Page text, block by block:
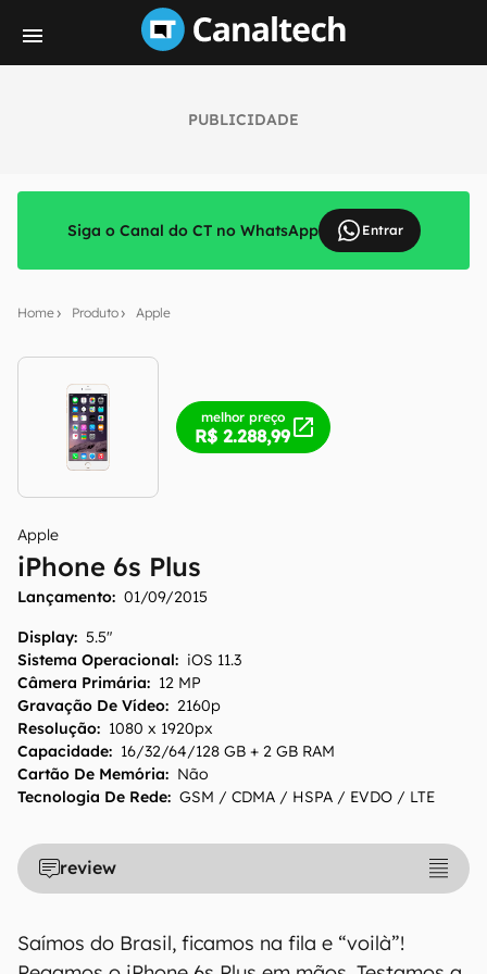
PUBLICIDADE
Siga o Canal do CT no WhatsApp Entrar
Home Produto Apple
melhor preço
R$ 2.288,99
Apple
iPhone 6s Plus
Lançamento: 01/09/2015
Display: 5.5"
Sistema Operacional: iOS 11.3
Câmera Primária: 12 MP
Gravação De Vídeo: 2160p
Resolução: 1080 x 1920px
Capacidade: 16/32/64/128 GB + 2 GB RAM
Cartão De Memória: Não
Tecnologia De Rede: GSM / CDMA / HSPA / EVDO / LTE
review
Saímos do Brasil, ficamos na fila e “voilà”!
O Canaltech mantém esforço constante para
encontrar e manter atualizadas as
técnicas, porém tenha em mente que
especificações e recursos podem variar entre